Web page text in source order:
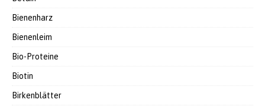
Bienenharz
Bienenleim
Bio-Proteine
Biotin
Birkenblätter